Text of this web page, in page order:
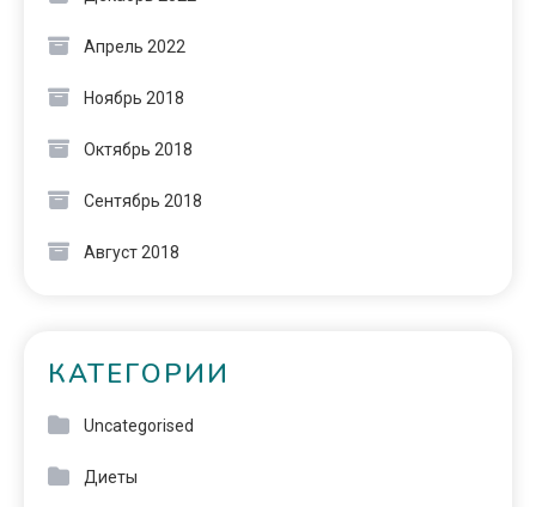
Апрель 2022
Ноябрь 2018
Октябрь 2018
Сентябрь 2018
Август 2018
КАТЕГОРИИ
Uncategorised
Диеты